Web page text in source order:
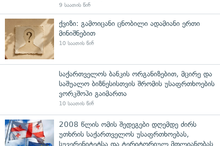
9 საათის წინ
ქვიზი: გამოიცანი ცნობილი ადამიანი ერთი
მინიშნებით
10 საათის წინ
საქართველოს ბანკის ორგანიზებით, მცირე და
საშუალო ბიზნესისთვის შრომის უსაფრთხოების
ვორკშოპი გაიმართა
10 საათის წინ
2008 წლის ომის შედეგები დღემდე ძირს
უთხრის საქართველოს უსაფრთხოებას,
სუვერენიტეტსა და ტერიტორიულ მთლიანობას